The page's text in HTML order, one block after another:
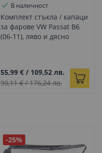
В наличност
Комплект стъкла / капаци
за фарове VW Passat B6
(06-11), ляво и дясно
55,99 € / 109,52 лв.
90,11 €/176,24 лв.
-25%